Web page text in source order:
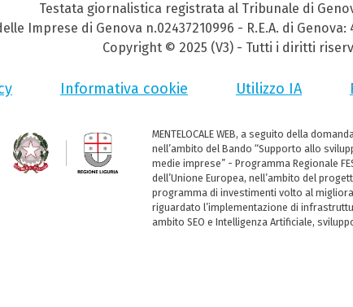
Testata giornalistica registrata al Tribunale di
Imprese di Genova n.02437210996 - R.E.A. di Genova:
Copyright © 2025 (V3) - Tutti i diritti
Informativa cookie Utilizzo IA
MENTELOCALE WEB, a seguito della
nell’ambito del Bando “Supporto allo
medie imprese” - Programma Regionale
dell’Unione Europea, nell’ambito del
programma di investimenti volto al
riguardato l’implementazione di
ambito SEO e Intelligenza Artificiale,